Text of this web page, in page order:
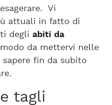
Vi
attuali in fatto di
degli abiti da
da mettervi nelle
fin da subito
tagli